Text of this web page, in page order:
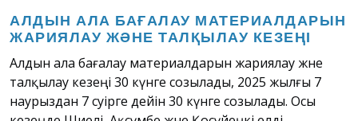
АЛДЫН АЛА БАҒАЛАУ МАТЕРИАЛДАРЫН
ЖАРИЯЛАУ ЖӘНЕ ТАЛҚЫЛАУ КЕЗЕҢІ
Алдын ала бағалау материалдарын жариялау және
талқылау кезеңі 30 күнге созылады, 2025 жылғы 7
наурыздан 7 сәуірге дейін 30 күнге созылады. Осы